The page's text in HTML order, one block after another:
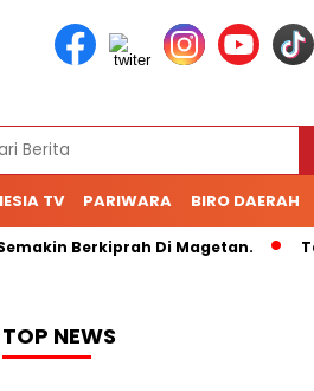
TV PARIWARA BIRO DAERAH
Berkiprah Di Magetan. Tak
TOP NEWS